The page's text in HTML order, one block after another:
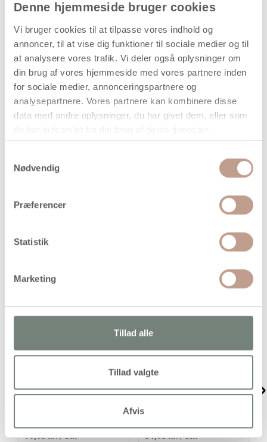
Denne hjemmeside bruger cookies
Vi bruger cookies til at tilpasse vores indhold og
annoncer, til at vise dig funktioner til sociale medier og til
at analysere vores trafik. Vi deler også oplysninger om
din brug af vores hjemmeside med vores partnere inden
for sociale medier, annonceringspartnere og
analysepartnere. Vores partnere kan kombinere disse
data med andre oplysninger, du har givet dem, eller som
Nødvendig
Præferencer
Statistik
Marketing
Tillad alle
Tillad valgte
Afvis
Bestillingsvare
Levering: Ikke på lager
strygefiksering holder farverne sig flot i vask ved 40 grader
halvdækkende, brun, 500
79,95 kr./ stk
ml/ 1 fl.
51,95 kr./ stk